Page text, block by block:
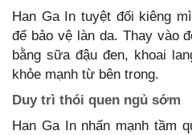
Han Ga In tuyệt đối kiêng
để bảo vệ làn da. Thay vào
bằng sữa đậu đen, khoai
khỏe mạnh từ bên trong.
Duy trì thói quen ngủ sớm
Han Ga In nhấn mạnh tầm